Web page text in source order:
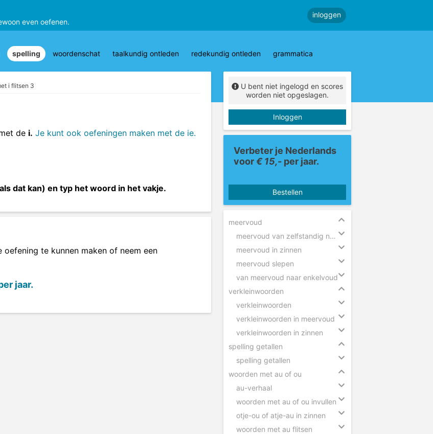
even oefenen.
inloggen
spelling woordenschat taalkundig ontleden redekundig ontleden grammatica
i flitsen 3
de i. Je kunt ook oefeningen maken met de ie.
dat kan) en typ het woord in het vakje.
oefening te kunnen maken of neem een
jaar.
U bent niet ingelogd en scores
worden niet opgeslagen.
Inloggen
Verbeter je Nederlands
voor€ 15,- per jaar.
Bestellen
meervoud
meervoud van zelfstandig naamwoorden
meervoud in zinnen
meervoud slepen
van meervoud naar enkelvoud
verkleinwoorden
verkleinwoorden
verkleinwoorden in meervoud
verkleinwoorden in zinnen
spelling getallen
spelling getallen
woorden met au of ou
au-verhaal
woorden met au of ou invullen
otje-ou of atje-au in zinnen
woorden met au flitsen